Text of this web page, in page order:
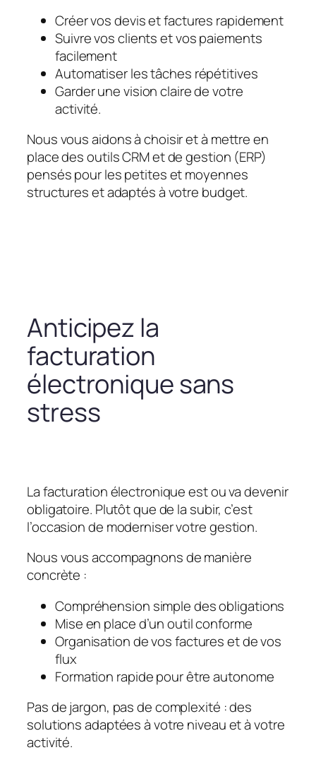
Créer vos devis et factures rapidement
Suivre vos clients et vos paiements
facilement
Automatiser les tâches répétitives
Garder une vision claire de votre
activité.
Nous vous aidons à choisir et à mettre en
place des outils CRM et de gestion (ERP)
pensés pour les petites et moyennes
structures et adaptés à votre budget.
Anticipez la
facturation
électronique sans
stress
La facturation électronique est ou va devenir
obligatoire. Plutôt que de la subir, c’est
l’occasion de moderniser votre gestion.
Nous vous accompagnons de manière
concrète :
Compréhension simple des obligations
Mise en place d’un outil conforme
Organisation de vos factures et de vos
flux
Formation rapide pour être autonome
Pas de jargon, pas de complexité : des
solutions adaptées à votre niveau et à votre
activité.